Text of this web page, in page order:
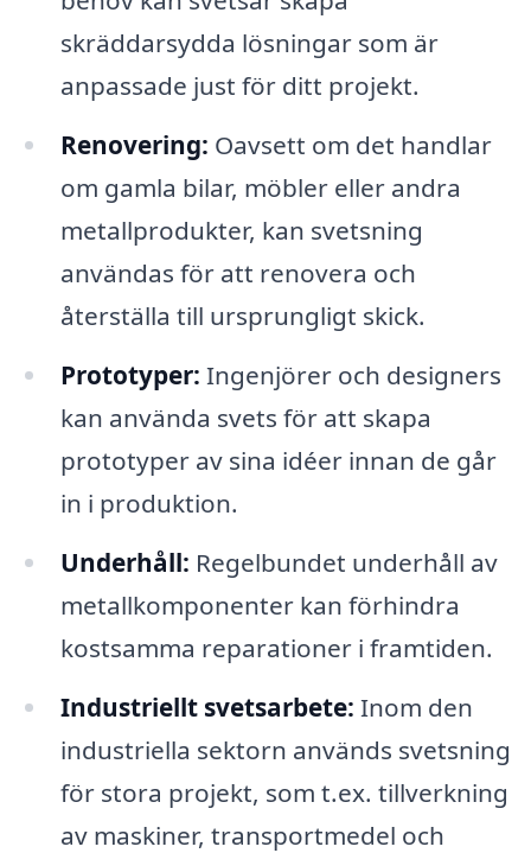
skräddarsydda lösningar som är
anpassade just för ditt projekt.
Renovering: Oavsett om det handlar
om gamla bilar, möbler eller andra
metallprodukter, kan svetsning
användas för att renovera och
återställa till ursprungligt skick.
Prototyper: Ingenjörer och designers
kan använda svets för att skapa
prototyper av sina idéer innan de går
in i produktion.
Underhåll: Regelbundet underhåll av
metallkomponenter kan förhindra
kostsamma reparationer i framtiden.
Industriellt svetsarbete: Inom den
industriella sektorn används svetsning
för stora projekt, som t.ex. tillverkning
av maskiner, transportmedel och